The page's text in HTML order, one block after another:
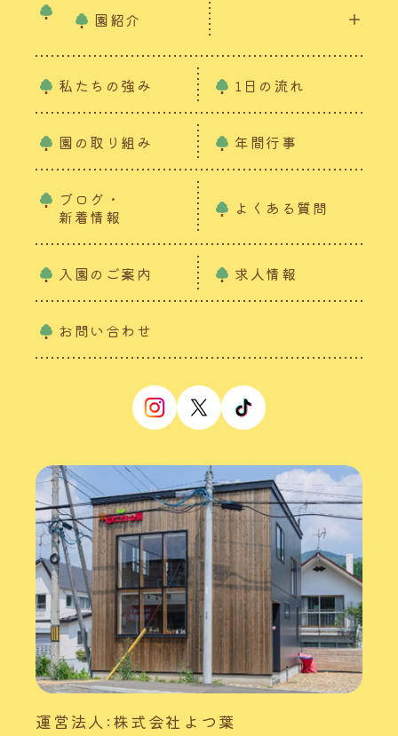
園紹介
私たちの強み 1日の流れ
園の取り組み 年間行事
ブログ・
新着情報
よくある質問
入園のご案内 求人情報
お問い合わせ
運営法人:株式会社よつ葉